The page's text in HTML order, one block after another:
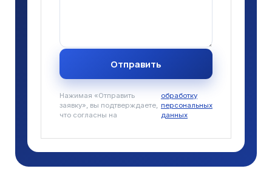
Нажимая «Отправить
заявку», вы подтверждаете,
что согласны на
обработку
персональных
данных